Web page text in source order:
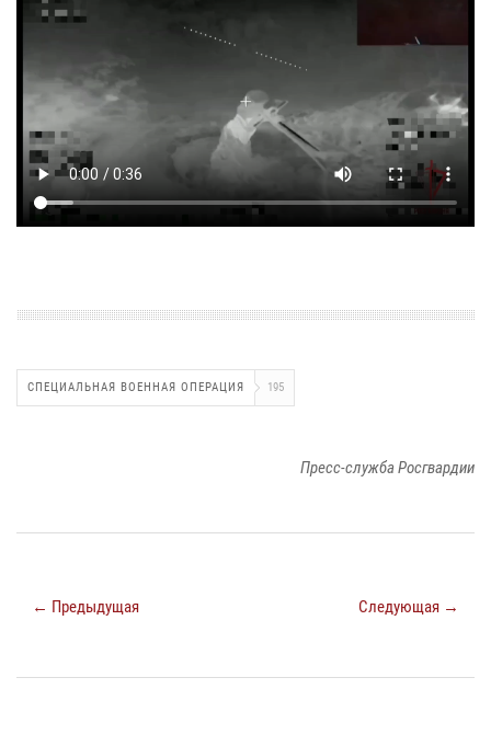
СПЕЦИАЛЬНАЯ ВОЕННАЯ ОПЕРАЦИЯ 195
Пресс-служба Росгвардии
← Предыдущая Следующая →